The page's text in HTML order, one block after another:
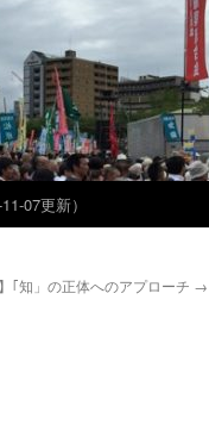
07更新）
｢知」の正体へのアプローチ →